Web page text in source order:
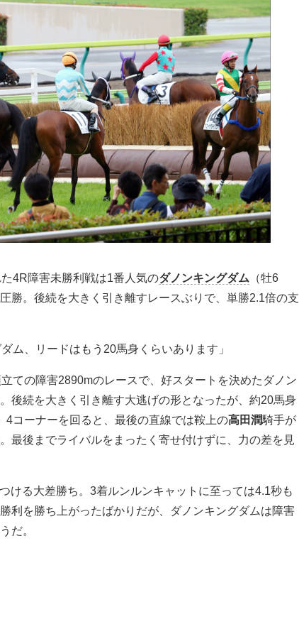
4R障害未勝利戦は1番人気のダノンキングダム （牡6
勝。後続を大きく引き離すレースぶりで、単勝2.1倍の支
ム、リードはもう20馬身くらいあります」
ての障害2890mのレースで、好スタートを決めたダノン
後続を大きく引き離す大逃げの形となったが、約20馬身
4コーナーを回ると、最後の直線では鞍上の高田潤騎手が
最後までライバルをまったく寄せ付けずに、力の差を見
ける大差勝ち。3着ルンルンキャットに至っては4.1秒も
利を勝ち上がったばかりだが、ダノンキングダムは障害
だ。